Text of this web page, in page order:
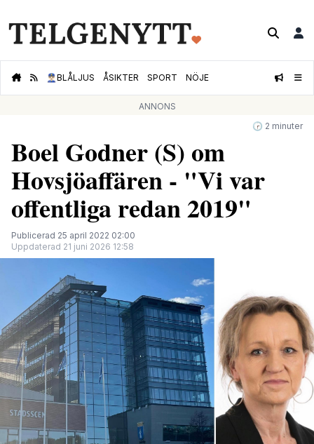
👮🏻‍♂️BLÅLJUS ÅSIKTER SPORT NÖJE
ANNONS
🕝 2 minuter
Boel Godner (S) om
Hovsjöaffären - "Vi var
offentliga redan 2019"
Publicerad 25 april 2022 02:00
Uppdaterad 21 juni 2026 12:58